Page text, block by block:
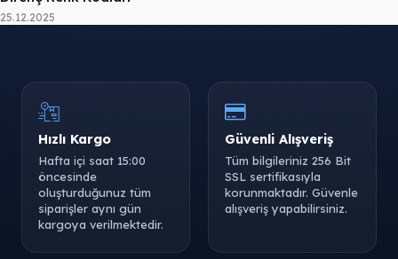
25.12.2025
Hızlı Kargo
Hafta içi saat 15:00
öncesinde
oluşturduğunuz tüm
siparişler aynı gün
kargoya verilmektedir.
Güvenli Alışveriş
Tüm bilgileriniz 256 Bit
SSL sertifikasıyla
korunmaktadır. Güvenle
alışveriş yapabilirsiniz.